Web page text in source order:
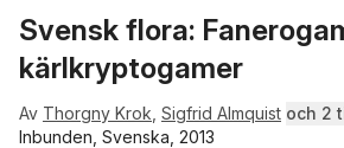
Svensk flora:
kärlkryptogamer
Av Thorgny Krok Sigfrid Almquist och 2
Inbunden, Svenska, 2013